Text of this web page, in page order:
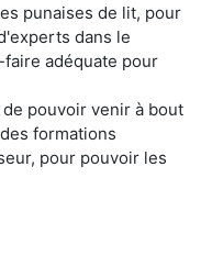
punaises de lit, pour
dans le
adéquate pour
pouvoir venir à bout
formations
pour pouvoir les